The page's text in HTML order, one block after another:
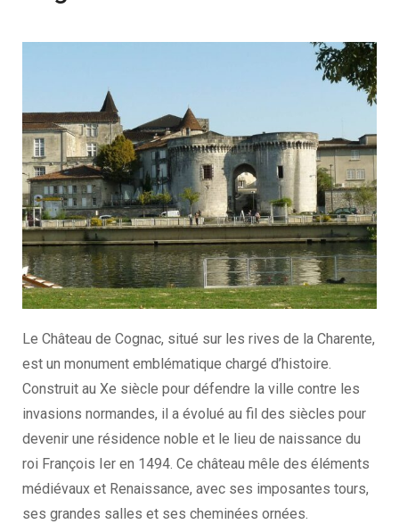
Le Château de Cognac, situé sur les rives de la Charente,
est un monument emblématique chargé d’histoire.
Construit au Xe siècle pour défendre la ville contre les
invasions normandes, il a évolué au fil des siècles pour
devenir une résidence noble et le lieu de naissance du
roi François Ier en 1494. Ce château mêle des éléments
médiévaux et Renaissance, avec ses imposantes tours,
ses grandes salles et ses cheminées ornées.